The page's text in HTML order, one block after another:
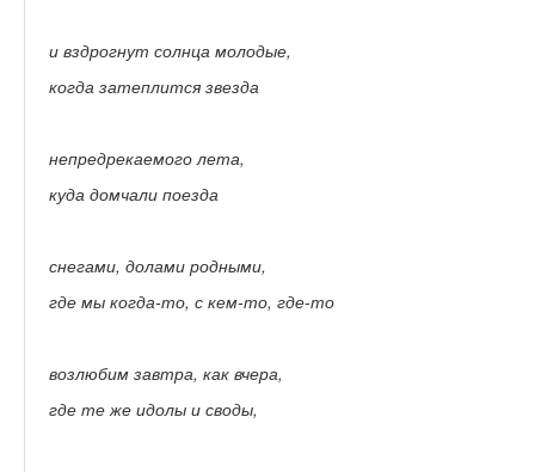
и вздрогнут солнца молодые,
когда затеплится звезда
непредрекаемого лета,
куда домчали поезда
снегами, долами родными,
где мы когда-то, с кем-то, где-то
возлюбим завтра, как вчера,
где те же идолы и своды,